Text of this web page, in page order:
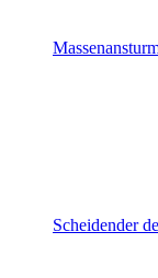
Scheidender